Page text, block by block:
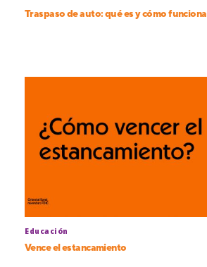
Traspaso de auto: qué es y cómo funciona
Educación
Vence el estancamiento